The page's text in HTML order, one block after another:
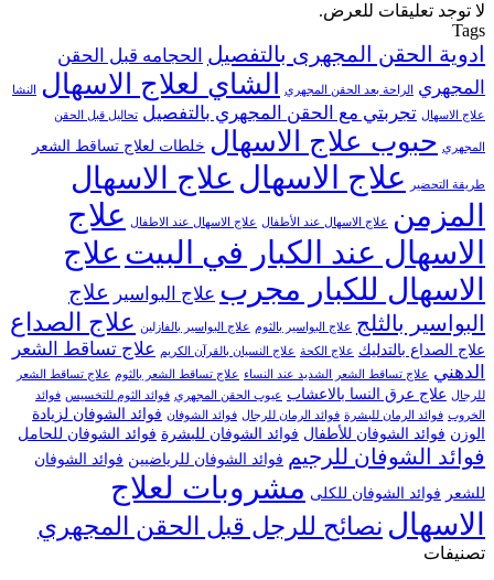
لا توجد تعليقات للعرض.
Tags
ادوية الحقن المجهرى بالتفصيل الحجامه قبل الحقن
المجهري
الراحة بعد الحقن المجهري الشاي لعلاج الاسهال النشا
علاج الاسهال تجربتي مع الحقن المجهري بالتفصيل تحاليل قبل الحقن
المجهري حبوب علاج الاسهال خلطات لعلاج تساقط الشعر
طريقة التحضير علاج الاسهال علاج الاسهال
المزمن
علاج الاسهال عند الأطفال علاج الاسهال عند الاطفال علاج
الاسهال عند الكبار في البيت علاج
الاسهال للكبار مجرب علاج البواسير علاج
البواسير بالثلج علاج البواسير بالثوم علاج البواسير بالفازلين علاج الصداع
علاج الصداع بالتدليك علاج الكحة علاج النسيان بالقرآن الكريم علاج تساقط الشعر
الدهني علاج تساقط الشعر الشديد عند النساء علاج تساقط الشعر بالثوم علاج تساقط الشعر
للرجال علاج عرق النسا بالاعشاب عيوب الحقن المجهري فوائد الثوم للتخسيس فوائد
الخروب فوائد الرمان للبشرة فوائد الرمان للرجال فوائد الشوفان فوائد الشوفان لزيادة
الوزن فوائد الشوفان للأطفال فوائد الشوفان للبشرة فوائد الشوفان للحامل
فوائد الشوفان للرجيم فوائد الشوفان للرياضيين فوائد الشوفان
للشعر فوائد الشوفان للكلى مشروبات لعلاج
الاسهال نصائح للرجل قبل الحقن المجهري
تصنيفات